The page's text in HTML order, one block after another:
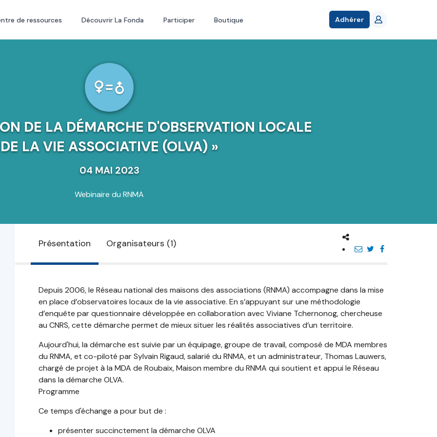
de ressources Découvrir La Fonda Participer Boutique Adhérer
DE LA DÉMARCHE D'OBSERVATION LOCALE
DE LA VIE ASSOCIATIVE (OLVA) »
04 MAI 2023
Webinaire du RNMA
Présentation Organisateurs (1)
Depuis 2006, le Réseau national des maisons des associations (RNMA) accompagne dans la mise
en place d’observatoires locaux de la vie associative. En s’appuyant sur une méthodologie
d’enquête par questionnaire développée en collaboration avec Viviane Tchernonog, chercheuse
au CNRS, cette démarche permet de mieux situer les réalités associatives d’un territoire.
Aujourd'hui, la démarche est suivie par un équipage, groupe de travail, composé de MDA membres
du RNMA, et co-piloté par Sylvain Rigaud, salarié du RNMA, et un administrateur, Thomas Lauwers,
chargé de projet à la MDA de Roubaix, Maison membre du RNMA qui soutient et appui le Réseau
dans la démarche OLVA.
Programme
Ce temps d'échange a pour but de :
présenter succinctement la démarche OLVA